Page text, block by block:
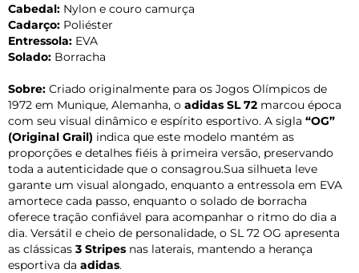
Cabedal: Nylon e couro camurça
Cadarço: Poliéster
Entressola: EVA
Solado: Borracha
Sobre: Criado originalmente para os Jogos Olímpicos de
1972 em Munique, Alemanha, o adidas SL 72 marcou época
com seu visual dinâmico e espírito esportivo. A sigla “OG”
(Original Grail) indica que este modelo mantém as
proporções e detalhes fiéis à primeira versão, preservando
toda a autenticidade que o consagrou.Sua silhueta leve
garante um visual alongado, enquanto a entressola em EVA
amortece cada passo, enquanto o solado de borracha
oferece tração confiável para acompanhar o ritmo do dia a
dia. Versátil e cheio de personalidade, o SL 72 OG apresenta
as clássicas 3 Stripes nas laterais, mantendo a herança
esportiva da adidas.